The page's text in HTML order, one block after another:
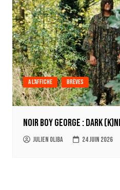
A l'affiche Brèves
Noir Boy George : Dark
Julien Oliba 24 juin 2026